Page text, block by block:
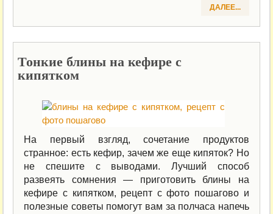
ДАЛЕЕ...
Тонкие блины на кефире с
кипятком
На первый взгляд, сочетание продуктов
странное: есть кефир, зачем же еще кипяток? Но
не спешите с выводами. Лучший способ
развеять сомнения — приготовить блины на
кефире с кипятком, рецепт с фото пошагово и
полезные советы помогут вам за полчаса напечь